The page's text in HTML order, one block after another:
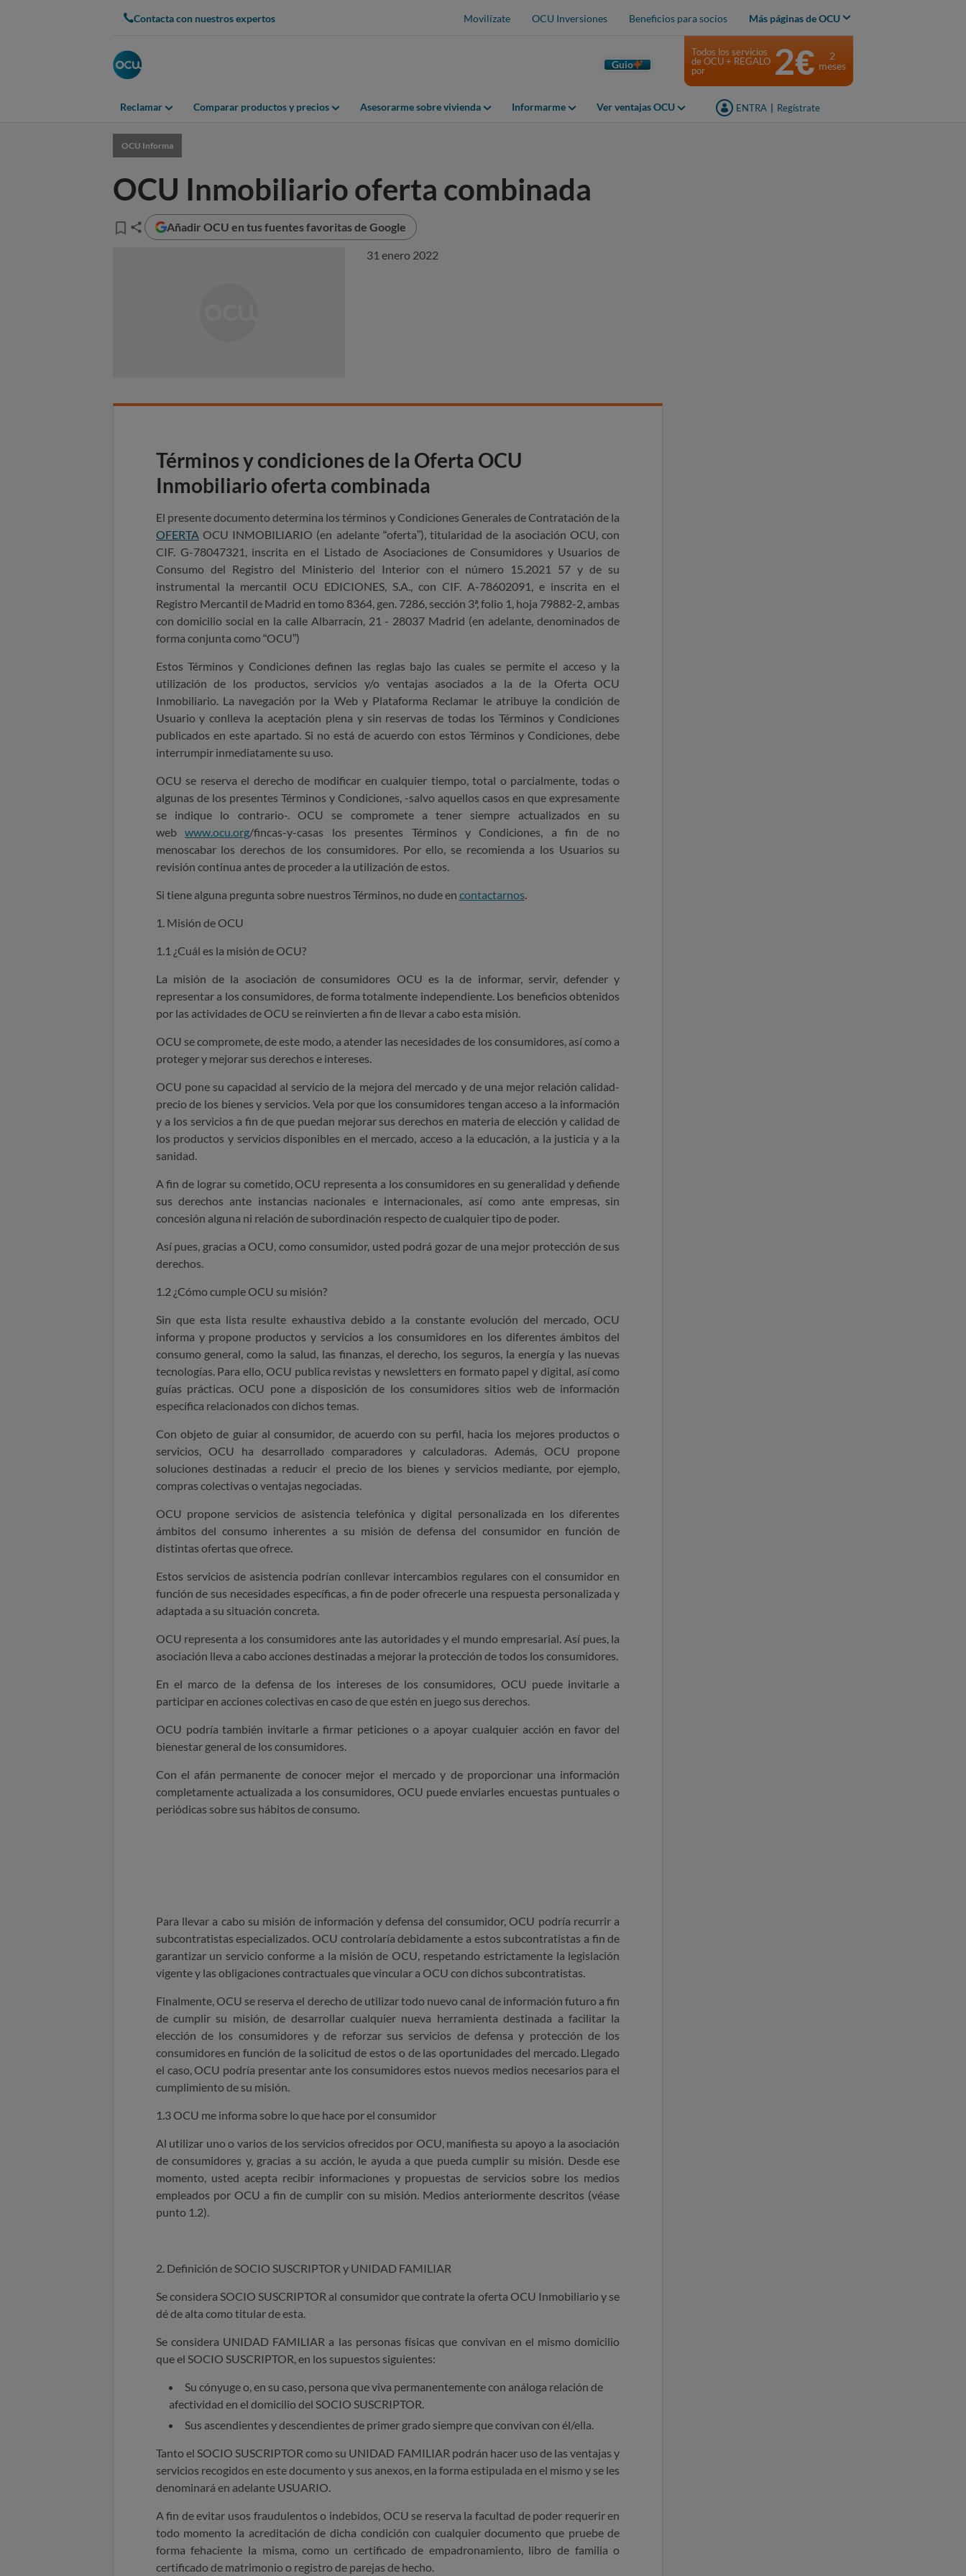
Contacta con nuestros expertos Movilízate OCU Inversiones Beneficios para socios Más páginas de OCU
Guio
Reclamar Comparar productos y precios Asesorarme sobre vivienda Informarme Ver ventajas OCU ENTRA Regístrate
Todos los servicios
de OCU + REGALO
por
2€
2
meses
OCU Informa
OCU Inmobiliario oferta combinada
Añadir OCU en tus fuentes favoritas de Google
31 enero 2022
Términos y condiciones de la Oferta OCU
Inmobiliario oferta combinada
El presente documento determina los términos y Condiciones Generales de Contratación de la
OFERTAOCU INMOBILIARIO (en adelante “oferta”), titularidad de la asociación OCU, con
CIF. G-78047321, inscrita en el Listado de Asociaciones de Consumidores y Usuarios de
Consumo del Registro del Ministerio del Interior con el número 15.2021 57 y de su
instrumental la mercantil OCU EDICIONES, S.A., con CIF. A-78602091, e inscrita en el
Registro Mercantil de Madrid en tomo 8364, gen. 7286, sección 3ª, folio 1, hoja 79882-2, ambas
con domicilio social en la calle Albarracín, 21 - 28037 Madrid (en adelante, denominados de
forma conjunta como “OCU”)
Estos Términos y Condiciones definen las reglas bajo las cuales se permite el acceso y la
utilización de los productos, servicios y/o ventajas asociados a la de la Oferta OCU
Inmobiliario. La navegación por la Web y Plataforma Reclamar le atribuye la condición de
Usuario y conlleva la aceptación plena y sin reservas de todas los Términos y Condiciones
publicados en este apartado. Si no está de acuerdo con estos Términos y Condiciones, debe
interrumpir inmediatamente su uso.
OCU se reserva el derecho de modificar en cualquier tiempo, total o parcialmente, todas o
algunas de los presentes Términos y Condiciones, -salvo aquellos casos en que expresamente
se indique lo contrario-. OCU se compromete a tener siempre actualizados en su
webwww.ocu.org/fincas-y-casas
los presentes Términos y Condiciones, a fin de no
menoscabar los derechos de los consumidores. Por ello, se recomienda a los Usuarios su
revisión continua antes de proceder a la utilización de estos.
Si tiene alguna pregunta sobre nuestros Términos, no dude en contactarnos.
1. Misión de OCU
1.1 ¿Cuál es la misión de OCU?
La misión de la asociación de consumidores OCU es la de informar, servir, defender y
representar a los consumidores, de forma totalmente independiente. Los beneficios obtenidos
por las actividades de OCU se reinvierten a fin de llevar a cabo esta misión.
OCU se compromete, de este modo, a atender las necesidades de los consumidores, así como a
proteger y mejorar sus derechos e intereses.
OCU pone su capacidad al servicio de la mejora del mercado y de una mejor relación calidad-
precio de los bienes y servicios. Vela por que los consumidores tengan acceso a la información
y a los servicios a fin de que puedan mejorar sus derechos en materia de elección y calidad de
los productos y servicios disponibles en el mercado, acceso a la educación, a la justicia y a la
sanidad.
A fin de lograr su cometido, OCU representa a los consumidores en su generalidad y defiende
sus derechos ante instancias nacionales e internacionales, así como ante empresas, sin
concesión alguna ni relación de subordinación respecto de cualquier tipo de poder.
Así pues, gracias a OCU, como consumidor, usted podrá gozar de una mejor protección de sus
derechos.
1.2 ¿Cómo cumple OCU su misión?
Sin que esta lista resulte exhaustiva debido a la constante evolución del mercado, OCU
informa y propone productos y servicios a los consumidores en los diferentes ámbitos del
consumo general, como la salud, las finanzas, el derecho, los seguros, la energía y las nuevas
tecnologías. Para ello, OCU publica revistas y newsletters en formato papel y digital, así como
guías prácticas. OCU pone a disposición de los consumidores sitios web de información
específica relacionados con dichos temas.
Con objeto de guiar al consumidor, de acuerdo con su perfil, hacia los mejores productos o
servicios, OCU ha desarrollado comparadores y calculadoras. Además, OCU propone
soluciones destinadas a reducir el precio de los bienes y servicios mediante, por ejemplo,
compras colectivas o ventajas negociadas.
OCU propone servicios de asistencia telefónica y digital personalizada en los diferentes
ámbitos del consumo inherentes a su misión de defensa del consumidor en función de
distintas ofertas que ofrece.
Estos servicios de asistencia podrían conllevar intercambios regulares con el consumidor en
función de sus necesidades específicas, a fin de poder ofrecerle una respuesta personalizada y
adaptada a su situación concreta.
OCU representa a los consumidores ante las autoridades y el mundo empresarial. Así pues, la
asociación lleva a cabo acciones destinadas a mejorar la protección de todos los consumidores.
En el marco de la defensa de los intereses de los consumidores, OCU puede invitarle a
participar en acciones colectivas en caso de que estén en juego sus derechos.
OCU podría también invitarle a firmar peticiones o a apoyar cualquier acción en favor del
bienestar general de los consumidores.
Con el afán permanente de conocer mejor el mercado y de proporcionar una información
completamente actualizada a los consumidores, OCU puede enviarles encuestas puntuales o
periódicas sobre sus hábitos de consumo.
Para llevar a cabo su misión de información y defensa del consumidor, OCU podría recurrir a
subcontratistas especializados. OCU controlaría debidamente a estos subcontratistas a fin de
garantizar un servicio conforme a la misión de OCU, respetando estrictamente la legislación
vigente y las obligaciones contractuales que vincular a OCU con dichos subcontratistas.
Finalmente, OCU se reserva el derecho de utilizar todo nuevo canal de información futuro a fin
de cumplir su misión, de desarrollar cualquier nueva herramienta destinada a facilitar la
elección de los consumidores y de reforzar sus servicios de defensa y protección de los
consumidores en función de la solicitud de estos o de las oportunidades del mercado. Llegado
el caso, OCU podría presentar ante los consumidores estos nuevos medios necesarios para el
cumplimiento de su misión.
1.3 OCU me informa sobre lo que hace por el consumidor
Al utilizar uno o varios de los servicios ofrecidos por OCU, manifiesta su apoyo a la asociación
de consumidores y, gracias a su acción, le ayuda a que pueda cumplir su misión. Desde ese
momento, usted acepta recibir informaciones y propuestas de servicios sobre los medios
empleados por OCU a fin de cumplir con su misión. Medios anteriormente descritos (véase
punto 1.2).
2. Definición de SOCIO SUSCRIPTOR y UNIDAD FAMILIAR
Se considera SOCIO SUSCRIPTOR al consumidor que contrate la oferta OCU Inmobiliario y se
dé de alta como titular de esta.
Se considera UNIDAD FAMILIAR a las personas físicas que convivan en el mismo domicilio
que el SOCIO SUSCRIPTOR, en los supuestos siguientes:
Su cónyuge o, en su caso, persona que viva permanentemente con análoga relación de
afectividad en el domicilio del SOCIO SUSCRIPTOR.
Sus ascendientes y descendientes de primer grado siempre que convivan con él/ella.
Tanto el SOCIO SUSCRIPTOR como su UNIDAD FAMILIAR podrán hacer uso de las ventajas y
servicios recogidos en este documento y sus anexos, en la forma estipulada en el mismo y se les
denominará en adelante USUARIO.
A fin de evitar usos fraudulentos o indebidos, OCU se reserva la facultad de poder requerir en
todo momento la acreditación de dicha condición con cualquier documento que pruebe de
forma fehaciente la misma, como un certificado de empadronamiento, libro de familia o
certificado de matrimonio o registro de parejas de hecho.